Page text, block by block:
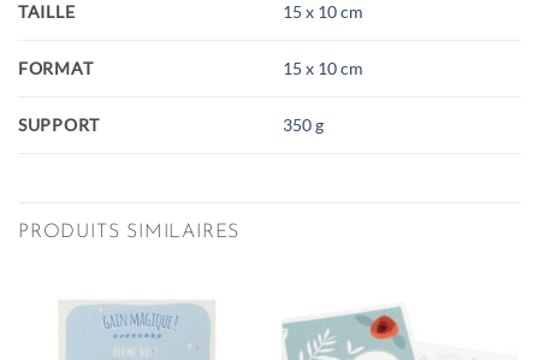
TAILLE 15 x 10 cm
FORMAT 15 x 10 cm
SUPPORT 350 g
PRODUITS SIMILAIRES